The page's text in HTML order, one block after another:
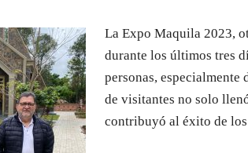
La Expo Maquila 2023,
durante los últimos tres
personas,
de visitantes no solo
contribuyó al éxito de